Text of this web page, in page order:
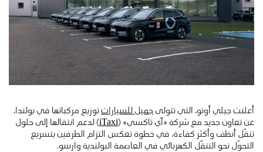
أعلنت جيلي أوتو، التي تتولىجميل للسياراتتوزيع مركباتها في بولندا،
عن تعاون جديد مع شركة «آي تاكسي» (iTaxi) لدعم انتقالها إلى حلول
تنقّل أنظف وأكثر كفاءة، في خطوة تعكس التزام الطرفين بتسريع
التحوّل نحو التنقّل الكهربائي في العاصمة البولندية وارسو.